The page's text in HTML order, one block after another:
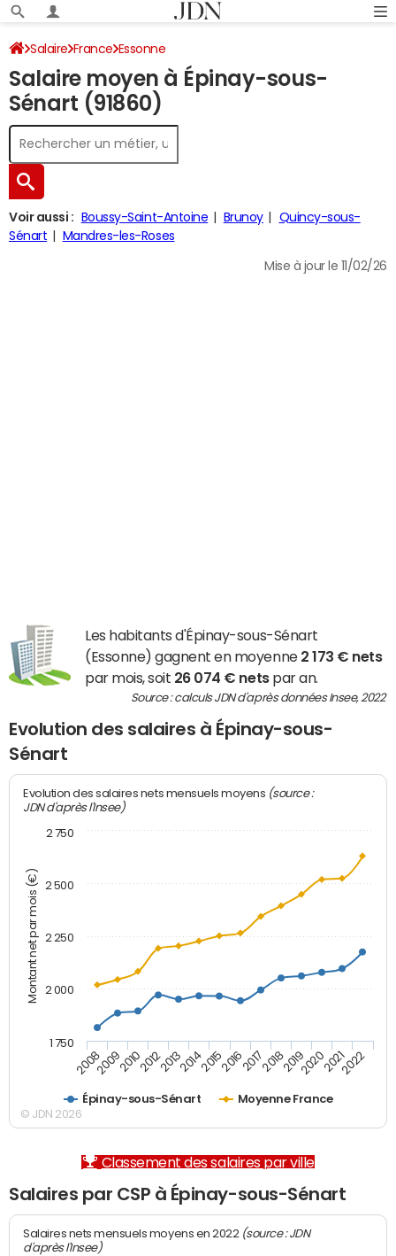
Salaire France Essonne
Salaire moyen à Épinay-sous-
Sénart (91860)
Voir aussi : Boussy-Saint-Antoine Brunoy
Quincy-sous-
Sénart
Mandres-les-Roses
Mise à jour le 11/02/26
Les habitants d'Épinay-sous-Sénart
(Essonne) gagnent en moyenne 2 173 € nets
par mois, soit 26 074 € netspar an.
Source : calculs JDN d'après données Insee, 2022
Evolution des salaires à Épinay-sous-
Sénart
Montant net par mois (€)
Evolution des salaires nets mensuels moyens (source :
JDN d'après l'Insee)
Épinay-sous-Sénart Moyenne France
20082009201020122013201420152016201720182019202020212022
1 750
2 000
2 250
2 500
2 750
© JDN 2026
Classement des salaires par ville
Salaires par CSP à Épinay-sous-Sénart
Salaires nets mensuels moyens en 2022 (source : JDN
d'après l'Insee)